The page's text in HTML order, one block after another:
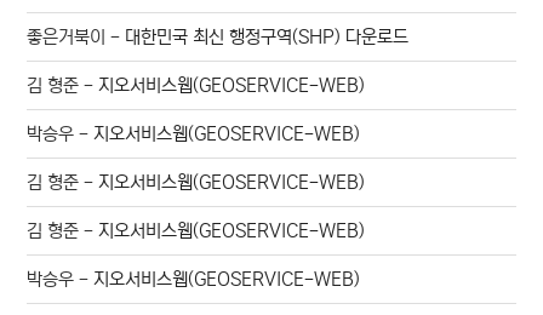
좋은거북이 - 대한민국 최신 행정구역(SHP) 다운로드
김 형준 -지오서비스웹(GEOSERVICE-WEB)
박승우 -지오서비스웹(GEOSERVICE-WEB)
김 형준 -지오서비스웹(GEOSERVICE-WEB)
김 형준 -지오서비스웹(GEOSERVICE-WEB)
박승우 -지오서비스웹(GEOSERVICE-WEB)